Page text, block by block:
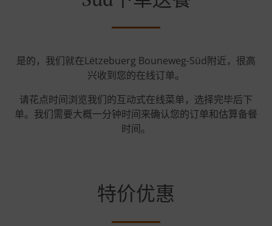
是的，我们就在Lëtzebuerg Bouneweg-Süd附近，很高
兴收到您的在线订单。
请花点时间浏览我们的互动式在线菜单，选择完毕后下
单。我们需要大概一分钟时间来确认您的订单和估算备餐
时间。
特价优惠